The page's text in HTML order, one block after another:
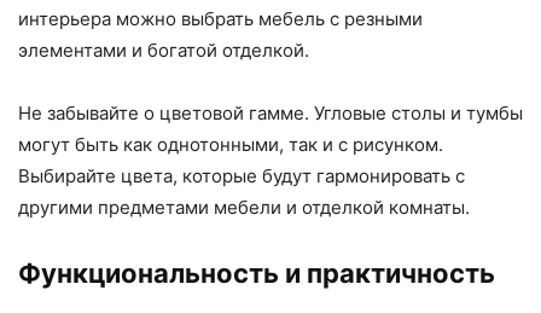
интерьера можно выбрать мебель с резными
элементами и богатой отделкой.
Не забывайте о цветовой гамме. Угловые столы и тумбы
могут быть как однотонными, так и с рисунком.
Выбирайте цвета, которые будут гармонировать с
другими предметами мебели и отделкой комнаты.
Функциональность и практичность